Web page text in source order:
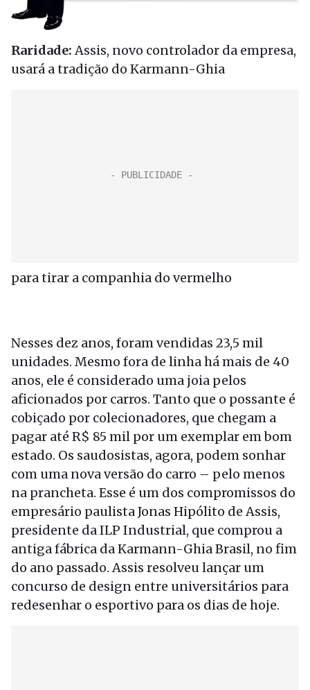
Raridade:Assis, novo controlador da empresa,
usará a tradição do Karmann-Ghia
para tirar a companhia do vermelho
Nesses dez anos, foram vendidas 23,5 mil
unidades. Mesmo fora de linha há mais de 40
anos, ele é considerado uma joia pelos
aficionados por carros. Tanto que o possante é
cobiçado por colecionadores, que chegam a
pagar até R$ 85 mil por um exemplar em bom
estado. Os saudosistas, agora, podem sonhar
com uma nova versão do carro – pelo menos
na prancheta. Esse é um dos compromissos do
empresário paulista Jonas Hipólito de Assis,
presidente da ILP Industrial, que comprou a
antiga fábrica da Karmann-Ghia Brasil, no fim
do ano passado. Assis resolveu lançar um
concurso de design entre universitários para
redesenhar o esportivo para os dias de hoje.